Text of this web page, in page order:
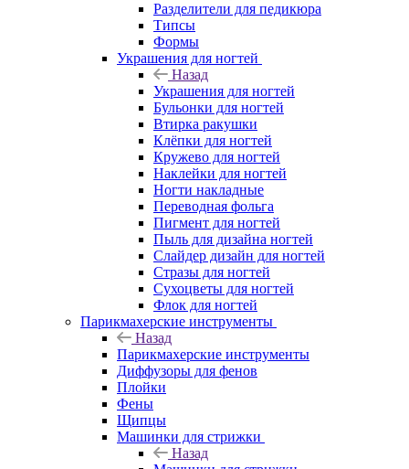
Разделители для педикюра
Типсы
Формы
Украшения для ногтей
Назад
Украшения для ногтей
Бульонки для ногтей
Втирка ракушки
Клёпки для ногтей
Кружево для ногтей
Наклейки для ногтей
Ногти накладные
Переводная фольга
Пигмент для ногтей
Пыль для дизайна ногтей
Слайдер дизайн для ногтей
Стразы для ногтей
Сухоцветы для ногтей
Флок для ногтей
Парикмахерские инструменты
Назад
Парикмахерские инструменты
Диффузоры для фенов
Плойки
Фены
Щипцы
Машинки для стрижки
Назад